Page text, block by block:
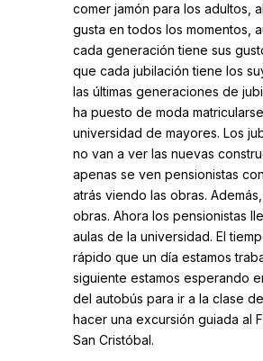
comer jamón para los adultos,
gusta en todos los momentos,
cada generación tiene sus
que cada jubilación tiene los
las últimas generaciones de
ha puesto de moda
universidad de mayores. Los
no van a ver las nuevas
apenas se ven pensionistas
atrás viendo las obras.
obras. Ahora los pensionistas
aulas de la universidad. El
rápido que un día estamos
siguiente estamos esperando
del autobús para ir a la clase
hacer una excursión guiada al
San Cristóbal.